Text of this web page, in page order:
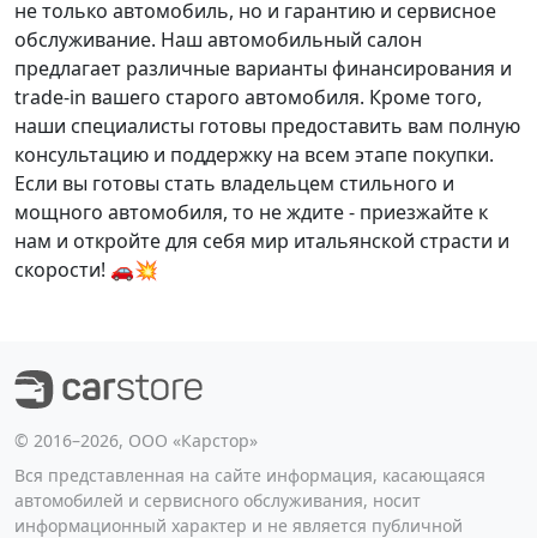
не только автомобиль, но и гарантию и сервисное
обслуживание. Наш автомобильный салон
предлагает различные варианты финансирования и
trade-in вашего старого автомобиля. Кроме того,
наши специалисты готовы предоставить вам полную
консультацию и поддержку на всем этапе покупки.
Если вы готовы стать владельцем стильного и
мощного автомобиля, то не ждите - приезжайте к
нам и откройте для себя мир итальянской страсти и
скорости! 🚗💥
©️ 2016–2026, ООО «Карстор»
Вся представленная на сайте информация, касающаяся
автомобилей и сервисного обслуживания, носит
информационный характер и не является публичной